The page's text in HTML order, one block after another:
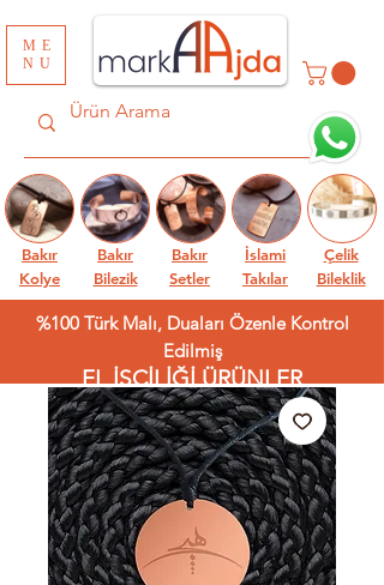
ME
NU
%100 Türk Malı, Duaları Özenle Kontrol
Edilmiş
EL İŞÇİLİĞİ ÜRÜNLER
Bakır
Kolye
Bakır
Bilezik
Bakır
Setler
İslami
Takılar
Çelik
Bileklik